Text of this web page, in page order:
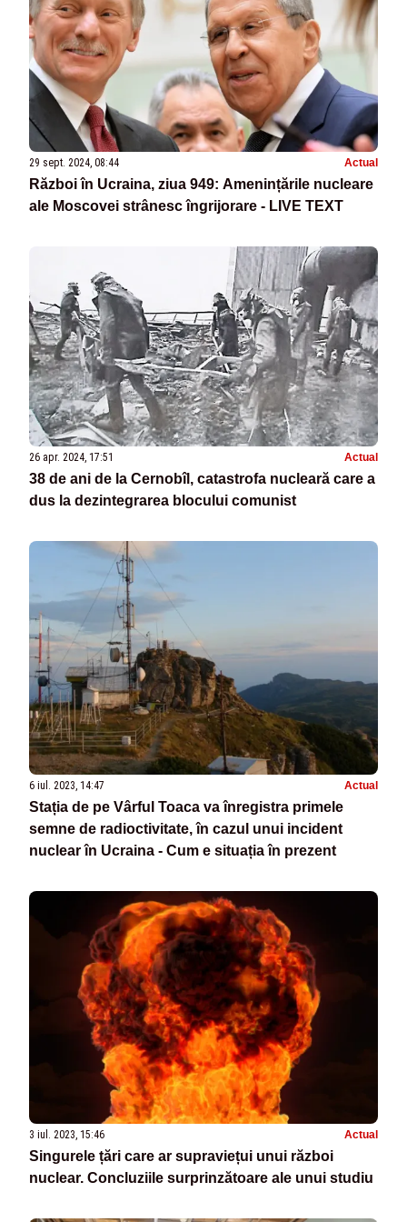
29 sept. 2024, 08:44 Actual
Război în Ucraina, ziua 949: Amenințările nucleare
ale Moscovei strânesc îngrijorare - LIVE TEXT
26 apr. 2024, 17:51 Actual
38 de ani de la Cernobîl, catastrofa nucleară care a
dus la dezintegrarea blocului comunist
6 iul. 2023, 14:47 Actual
Stația de pe Vârful Toaca va înregistra primele
semne de radioctivitate, în cazul unui incident
nuclear în Ucraina - Cum e situația în prezent
3 iul. 2023, 15:46 Actual
Singurele țări care ar supraviețui unui război
nuclear. Concluziile surprinzătoare ale unui studiu